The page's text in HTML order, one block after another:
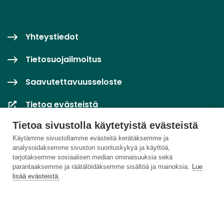
Tietoa sivustolla käytetyistä evästeistä
Käytämme sivustollamme evästeitä kerätäksemme ja
analysoidaksemme sivuston suorituskykyä ja käyttöä,
tarjotaksemme sosiaalisen median ominaisuuksia sekä
parantaaksemme ja räätälöidäksemme sisältöä ja mainoksia. Lue
lisää evästeistä.
Yhteystiedot
Tietosuojailmoitus
Saavutettavuusseloste
Tietoa evästeistä
Evästeasetukset